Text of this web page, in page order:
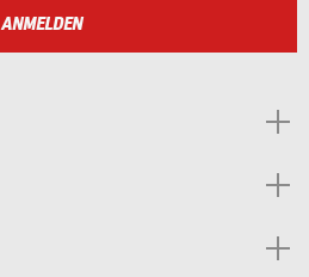
ANMELDEN